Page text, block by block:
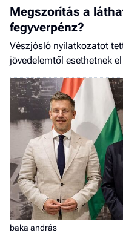
Megszorítás a
fegyverpénz?
Vészjósló nyilatkozatot
jövedelemtől esethetnek
baka andrás